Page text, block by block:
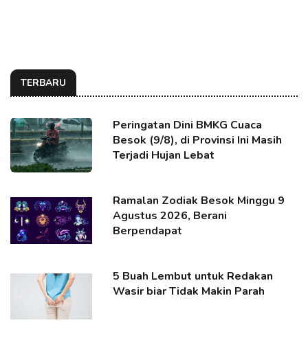
TERBARU
Peringatan Dini BMKG Cuaca
Besok (9/8), di Provinsi Ini Masih
Terjadi Hujan Lebat
Ramalan Zodiak Besok Minggu 9
Agustus 2026, Berani
Berpendapat
5 Buah Lembut untuk Redakan
Wasir biar Tidak Makin Parah